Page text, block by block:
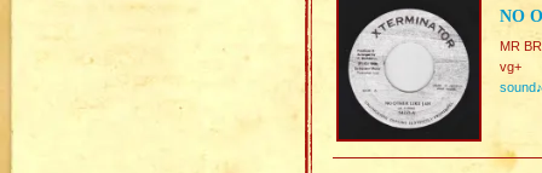
NO
MR
vg+
sound♪